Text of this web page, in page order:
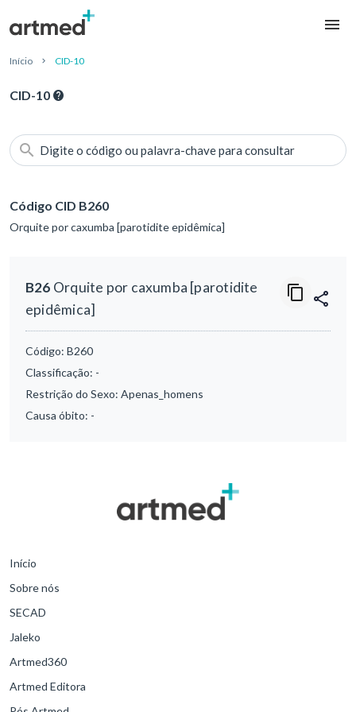
Início CID-10
CID-10
Digite o código ou palavra-chave para consultar
Código CID B260
Orquite por caxumba [parotidite epidêmica]
B26 Orquite por caxumba [parotidite
epidêmica]
Código: B260
Classificação: -
Restrição do Sexo: Apenas_homens
Causa óbito: -
Início
Sobre nós
SECAD
Jaleko
Artmed360
Artmed Editora